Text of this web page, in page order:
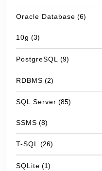
Oracle Database (6)
10g (3)
PostgreSQL (9)
RDBMS (2)
SQL Server (85)
SSMS (8)
T-SQL (26)
SQLite (1)